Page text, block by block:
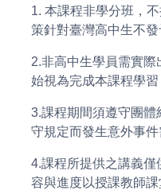
1. 本課程非學分班，
策針對臺灣高中生不發
2.非高中生學員需實際
始視為完成本課程學習
3.課程期間須遵守團
守規定而發生意外事件
4.課程所提供之講義
容與進度以授課教師